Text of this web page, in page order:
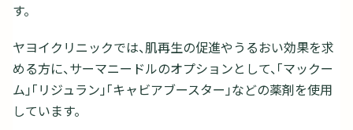
す。
ヤヨイクリニックでは、肌再生の促進やうるおい効果を求
める方に、サーマニードルのオプションとして、「マックー
ム」「リジュラン」「キャビアブースター」などの薬剤を使用
しています。